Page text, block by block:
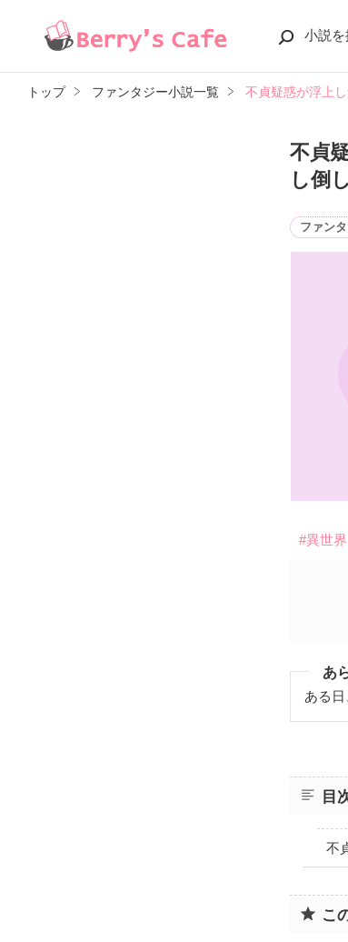
小説を
トップ ファンタジー小説一覧 不貞疑惑が浮上
不貞
し倒
ファン
#異世界
あ
ある
目
不
こ